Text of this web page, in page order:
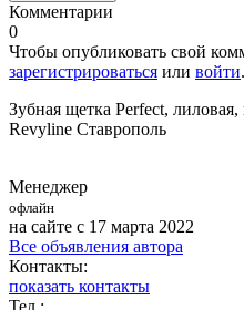
Комментарии
0
Чтобы опубликовать свой
зарегистрироваться или войти.
Зубная щетка Perfect,
Revyline Ставрополь
Менеджер
офлайн
на сайте с 17 марта 2022
Все объявления автора
Контакты:
показать контакты
Тел.: